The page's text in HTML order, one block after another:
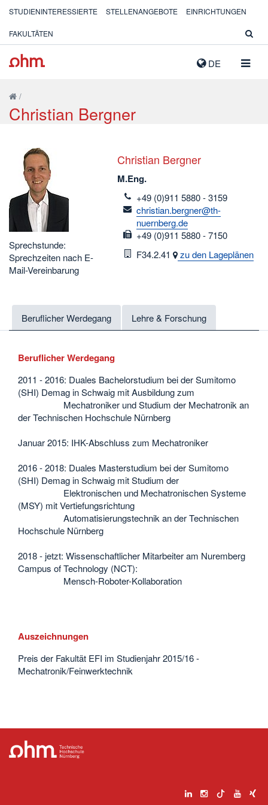
DE
STUDIENINTERESSIERTE STELLENANGEBOTE EINRICHTUNGEN
FAKULTÄTEN
/
Christian Bergner
Sprechstunde:
Sprechzeiten nach E-
Mail-Vereinbarung
Christian Bergner
M.Eng.
telefon
+49 (0)911 5880 - 3159
email
christian.bergner@th-
nuernberg.de
fax
+49 (0)911 5880 - 7150
Raum
F34.2.41 zu den Lageplänen
Beruflicher Werdegang Lehre & Forschung
Beruflicher Werdegang
2011 - 2016: Duales Bachelorstudium bei der Sumitomo
(SHI) Demag in Schwaig mit Ausbildung zum
Mechatroniker und Studium der Mechatronik an
der Technischen Hochschule Nürnberg
Januar 2015: IHK-Abschluss zum Mechatroniker
2016 - 2018: Duales Masterstudium bei der Sumitomo
(SHI) Demag in Schwaig mit Studium der
Elektronischen und Mechatronischen Systeme
(MSY) mit Vertiefungsrichtung
Automatisierungstechnik an der Technischen
Hochschule Nürnberg
2018 - jetzt: Wissenschaftlicher Mitarbeiter am Nuremberg
Campus of Technology (NCT):
Mensch-Roboter-Kollaboration
Auszeichnungen
Preis der Fakultät EFI im Studienjahr 2015/16 -
Mechatronik/Feinwerktechnik